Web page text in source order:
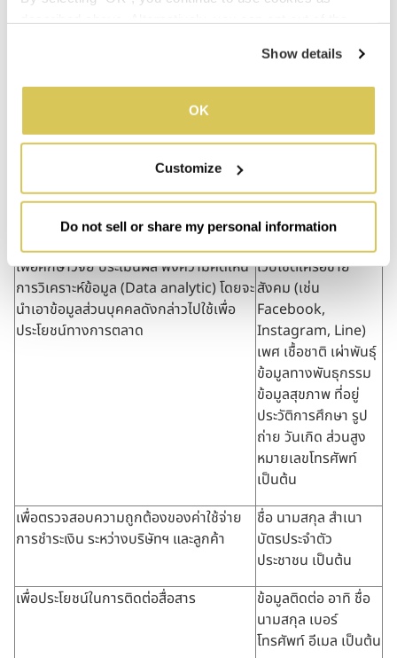
“Do not sell or share my personal information”. For more
details, please refer to our Privacy Policy.
Show details
OK
Customize
Do not sell or share my personal information
บริษัท หรือบุคคลที่สาม ซึ่งเข้าร่วมทำ
เลขบัตรประจำตัว
สุขภาพ เป็นต้น
เพื่อใช้ประกอบการจัดกิจกรรม การมอบ
รางวัล และอื่นๆ ที่เกี่ยวข้องให้แก่เจ้าของ
ข้อมูลส่วนบุคคล รวมถึงการจัดเก็บหลัก
ฐานที่เกี่ยวกับการจัดกิจกรรมและมอบ
รางวัลดังกล่าว
ธนาคาร ไลน์ส่วนตัว
อีเมล บัญชีเฟสบุค
ภาพถ่าย วิดีโอ ข้อมูล
สุขภาพ เป็นต้น
เพื่อศึกษาวิจัย ประเมินผล ฟังความคิดเห็น
การวิเคราะห์ข้อมูล (Data analytic) โดยจะ
นำเอาข้อมูลส่วนบุคคลดังกล่าวไปใช้เพื่อ
ประโยชน์ทางการตลาด
เว็บไซต์เครือข่าย
สังคม (เช่น
Facebook,
Instagram, Line)
เพศ เชื้อชาติ เผ่าพันธุ์
ข้อมูลทางพันธุกรรม
ข้อมูลสุขภาพ ที่อยู่
ประวัติการศึกษา รูป
ถ่าย วันเกิด ส่วนสูง
หมายเลขโทรศัพท์
เป็นต้น
เพื่อตรวจสอบความถูกต้องของค่าใช้จ่าย
การชำระเงิน ระหว่างบริษัทฯ และลูกค้า
ชื่อ นามสกุล สำเนา
บัตรประจำตัว
ประชาชน เป็นต้น
เพื่อประโยชน์ในการติดต่อสื่อสาร
ข้อมูลติดต่อ อาทิ ชื่อ
นามสกุล เบอร์
โทรศัพท์ อีเมล เป็นต้น